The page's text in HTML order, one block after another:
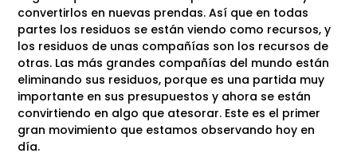
convertirlos en nuevas prendas. Así que en todas
partes los residuos se están viendo como recursos, y
los residuos de unas compañías son los recursos de
otras. Las más grandes compañías del mundo están
eliminando sus residuos, porque es una partida muy
importante en sus presupuestos y ahora se están
convirtiendo en algo que atesorar. Este es el primer
gran movimiento que estamos observando hoy en
día.